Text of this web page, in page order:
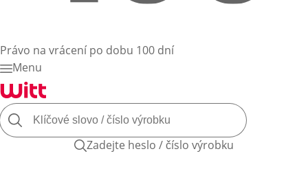
Právo na vrácení po dobu 100 dní
Menu
Zadejte heslo / číslo výrobku